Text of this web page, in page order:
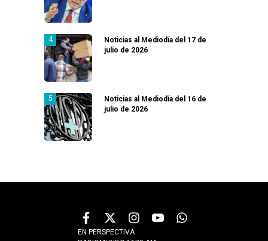
Noticias al Mediodía del 17 de
julio de 2026
Noticias al Mediodía del 16 de
julio de 2026
EN PERSPECTIVA